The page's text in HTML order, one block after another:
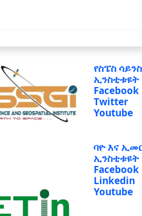
የስፔስ
ኢንስቲቱዩት
Facebook
Twitter
Youtube
ባዮ እና
ኢንስቲቱዩት
Facebook
Linkedin
Youtube